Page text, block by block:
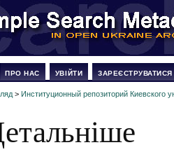
ПРО НАС УВІЙТИ ЗАРЕЄСТРУВАТИСЯ
> Институционный репозиторий Киевского